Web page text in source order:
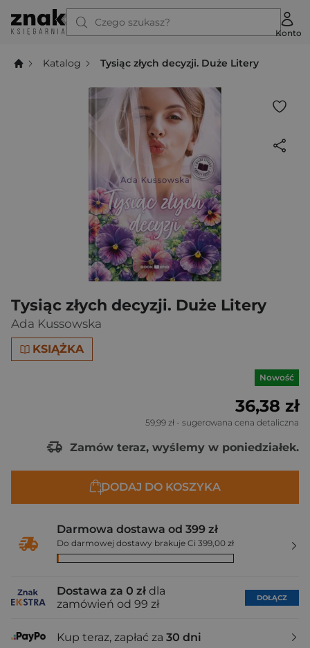
Czego szukasz?
Konto
Katalog Tysiąc złych decyzji. Duże Litery
Tysiąc złych decyzji. Duże Litery
Ada Kussowska
KSIĄŻKA
Nowość
36,38 zł
59,99 zł - sugerowana cena detaliczna
Zamów teraz, wyślemy w poniedziałek.
DODAJ DO KOSZYKA
Darmowa dostawa od 399 zł
Do darmowej dostawy brakuje Ci 399,00 zł
Dostawa za 0 zł dla
zamówień od 99 zł
DOŁĄCZ
Kup teraz, zapłać za 30 dni